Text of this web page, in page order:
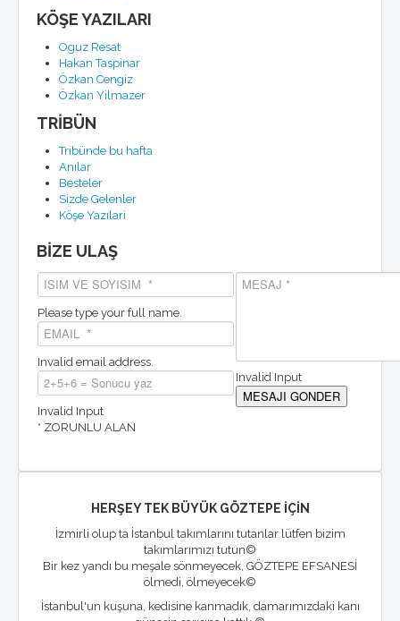
KÖŞE YAZILARI
Oguz Resat
Hakan Taspinar
Özkan Cengiz
Özkan Yilmazer
TRİBÜN
Tribünde bu hafta
Anılar
Besteler
Sizde Gelenler
Köşe Yazılari
BİZE ULAŞ
Please type your full name.
Invalid email address.
Invalid Input
* ZORUNLU ALAN
Invalid Input
HERŞEY TEK BÜYÜK GÖZTEPE İÇİN
İzmirli olup ta İstanbul takımlarını tutanlar lütfen bizim
takımlarımızı tutun©
Bir kez yandı bu meşale sönmeyecek, GÖZTEPE EFSANESİ
ölmedi, ölmeyecek©
İstanbul'un kuşuna, kedisine kanmadık, damarımızdaki kanı